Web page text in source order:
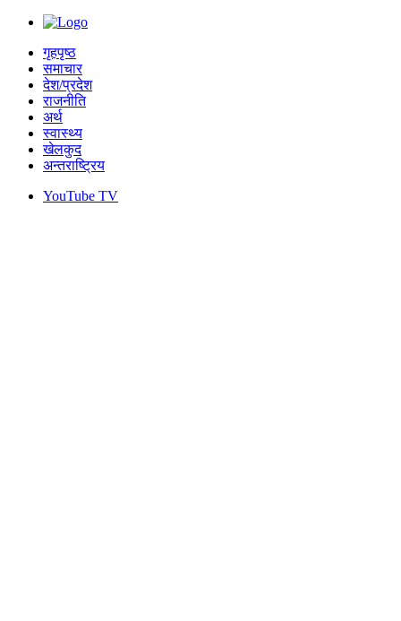
गृहपृष्ठ
समाचार
देश/प्रदेश
राजनीति
अर्थ
स्वास्थ्य
खेलकुद
अन्तराष्ट्रिय
YouTube TV